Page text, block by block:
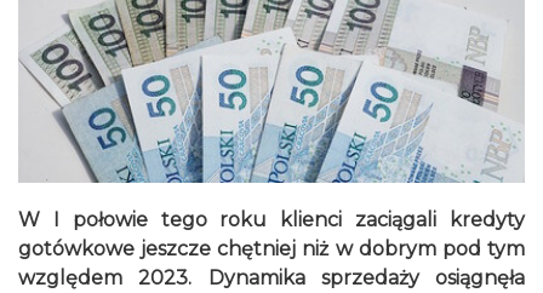
W I połowie tego roku klienci zaciągali kredyty
gotówkowe jeszcze chętniej niż w dobrym pod tym
względem 2023. Dynamika sprzedaży osiągnęła